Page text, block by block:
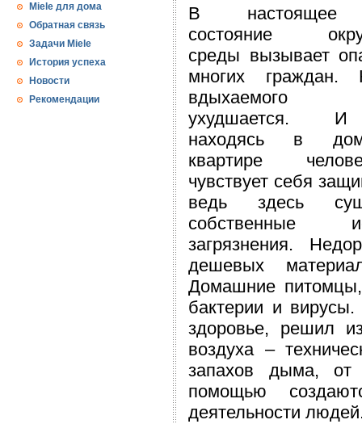
Miele для дома
Обратная связь
Задачи Miele
История успеха
Новости
Рекомендации
В настоящее
состояние
среды вызывает
многих граждан.
вдыхаемого
ухудшается.
находясь в
квартире
чувствует себя
ведь здесь
собственные
загрязнения.
дешевых
Домашние питомцы,
бактерии и
здоровье, решил
воздуха –
запахов дыма, от
помощью
деятельности